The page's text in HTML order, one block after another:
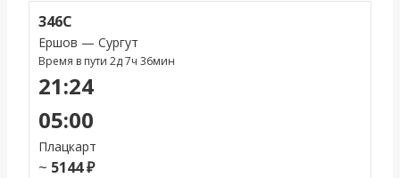
346С
Ершов — Сургут
Время в пути 2д 7ч 36мин
21:24
05:00
Плацкарт
~ 5144 ₽